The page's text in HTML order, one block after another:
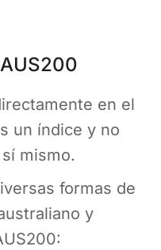
en el
un índice y no
mismo.
formas de
y